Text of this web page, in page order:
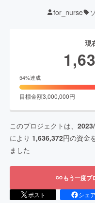
for_nurse
現
54%達成
目標金額3,000,000円
このプロジェクトは、
により 1,636,372円の資金
ました
もう一度プ
ポスト シェア